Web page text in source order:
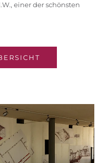
einer der schönsten